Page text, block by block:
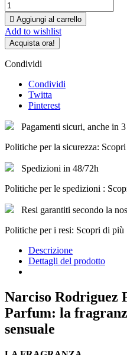
 Aggiungi al carrello
Add to wishlist
Acquista ora!
Condividi
Condividi
Twitta
Pinterest
Pagamenti sicuri, anche in
Politiche per la sicurezza:
Spedizioni in 48/72h
Politiche per le spedizioni :
Resi garantiti secondo la
Politiche per i resi: Scopri di più
Descrizione
Dettagli del prodotto
Narciso Rodriguez
Parfum: la
sensuale